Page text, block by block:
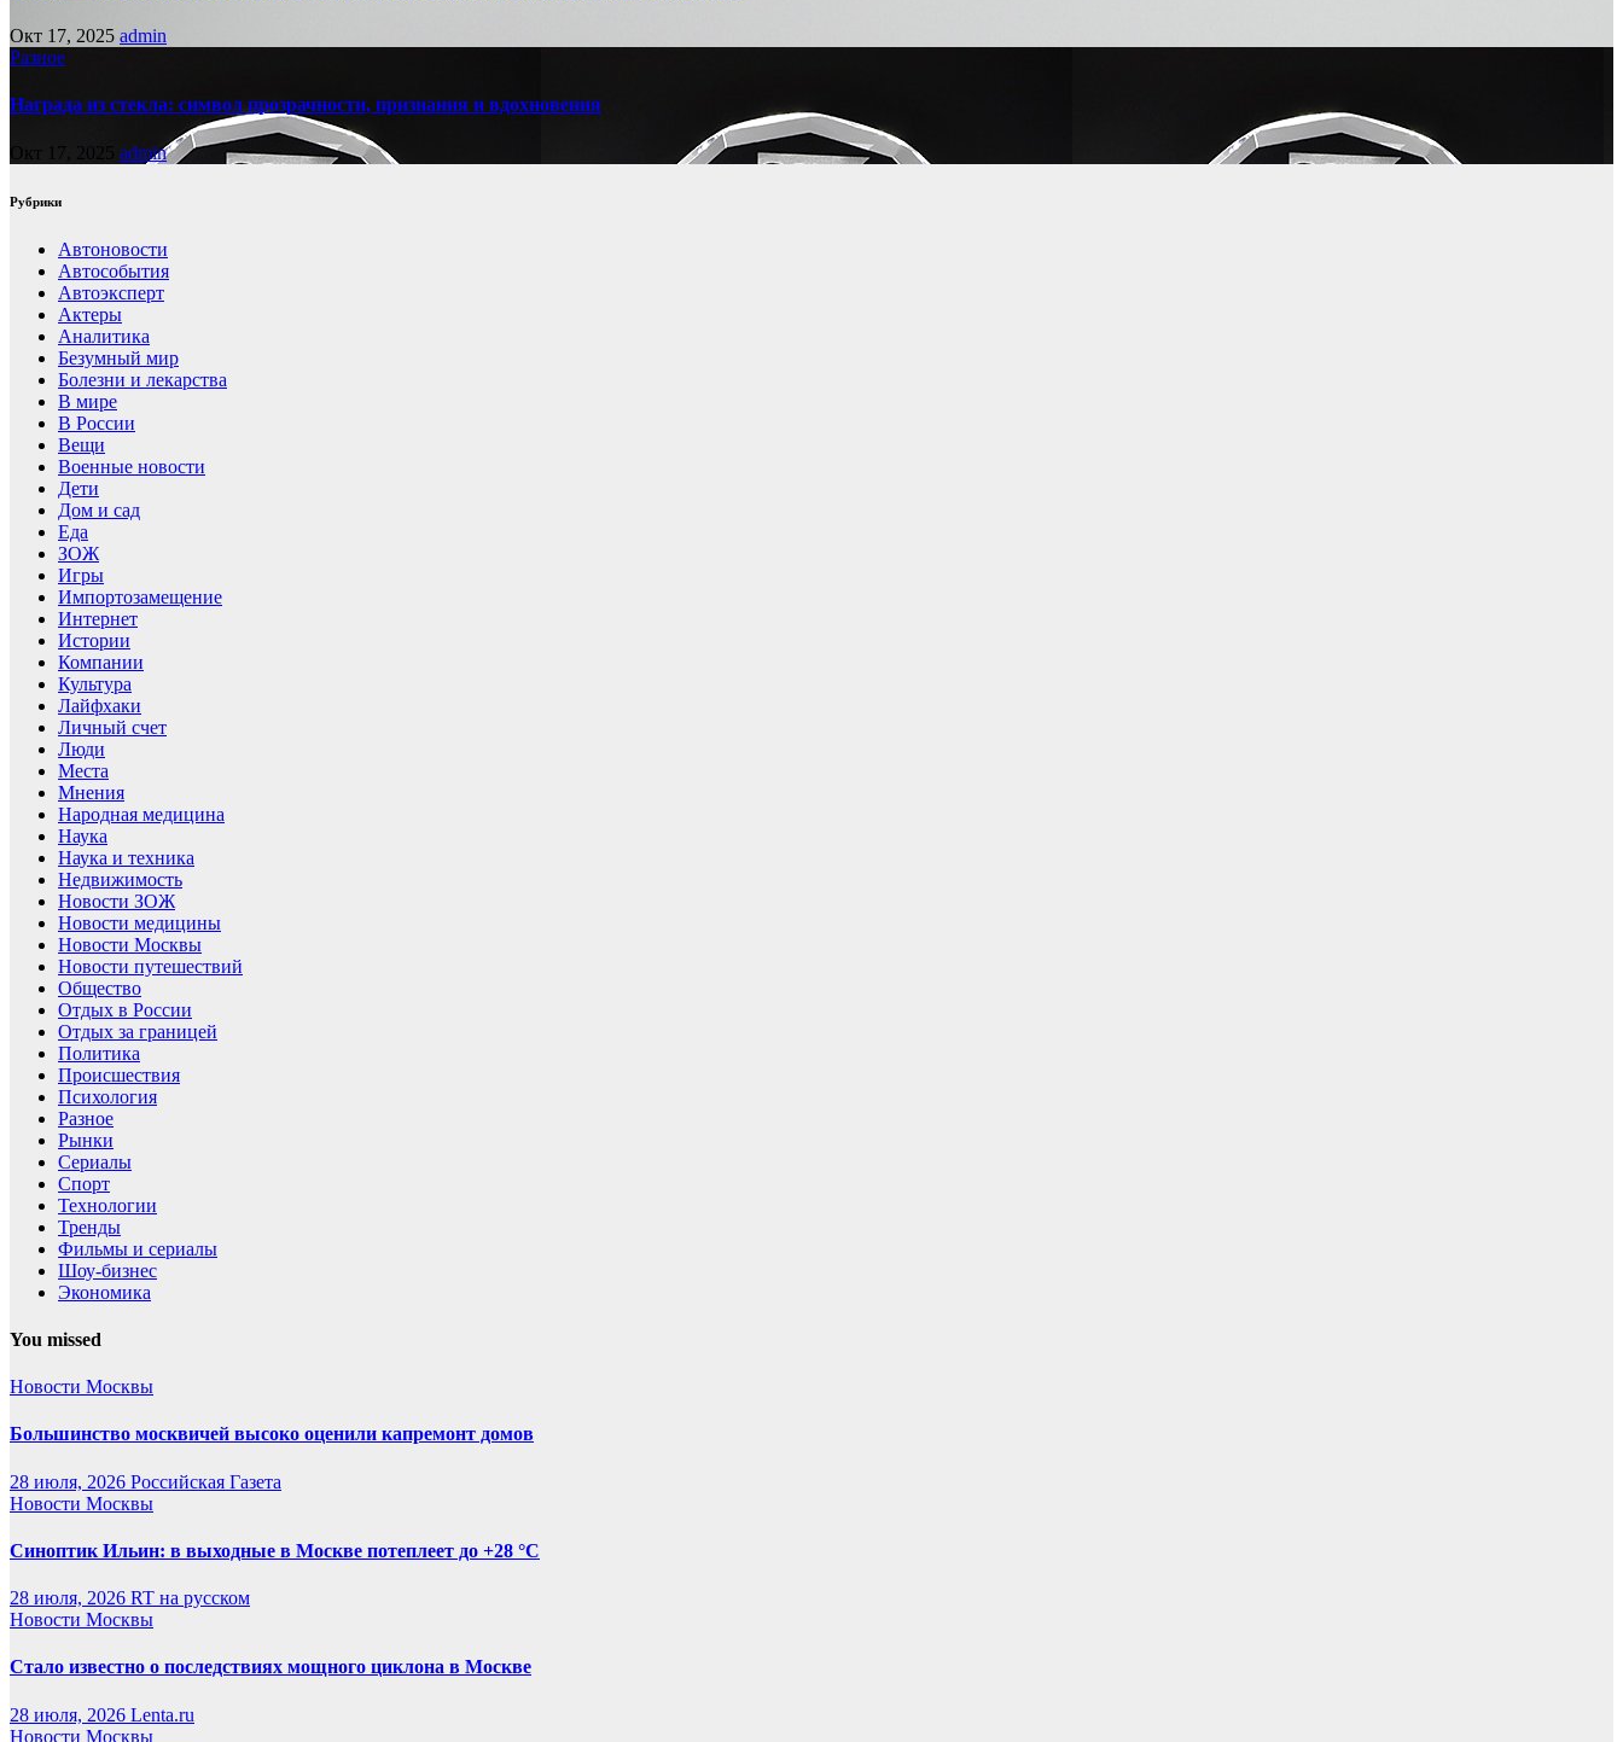
Окт 17, 2025 admin
Разное
Награда из стекла: символ прозрачности, признания и вдохновения
Окт 17, 2025 admin
Рубрики
Автоновости
Автособытия
Автоэксперт
Актеры
Аналитика
Безумный мир
Болезни и лекарства
В мире
В России
Вещи
Военные новости
Дети
Дом и сад
Еда
ЗОЖ
Игры
Импортозамещение
Интернет
Истории
Компании
Культура
Лайфхаки
Личный счет
Люди
Места
Мнения
Народная медицина
Наука
Наука и техника
Недвижимость
Новости ЗОЖ
Новости медицины
Новости Москвы
Новости путешествий
Общество
Отдых в России
Отдых за границей
Политика
Происшествия
Психология
Разное
Рынки
Сериалы
Спорт
Технологии
Тренды
Фильмы и сериалы
Шоу-бизнес
Экономика
You missed
Новости Москвы
Большинство москвичей высоко оценили капремонт домов
28 июля, 2026 Российская Газета
Новости Москвы
Синоптик Ильин: в выходные в Москве потеплеет до +28 °C
28 июля, 2026 RT на русском
Новости Москвы
Стало известно о последствиях мощного циклона в Москве
28 июля, 2026 Lenta.ru
Новости Москвы